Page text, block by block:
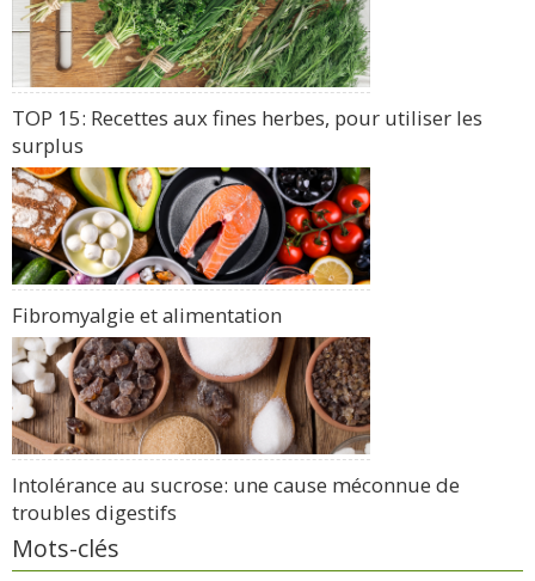
TOP 15: Recettes aux fines herbes, pour utiliser les
surplus
Fibromyalgie et alimentation
Intolérance au sucrose: une cause méconnue de
troubles digestifs
Mots-clés